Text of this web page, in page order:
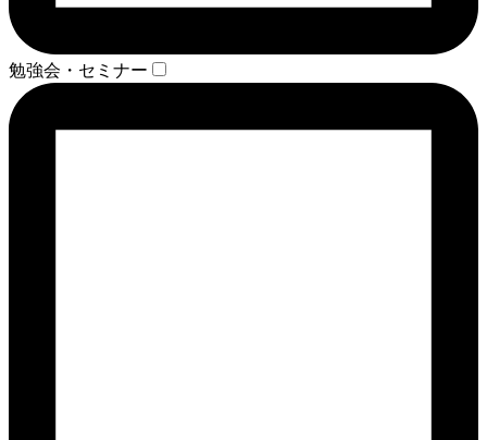
勉強会・セミナー